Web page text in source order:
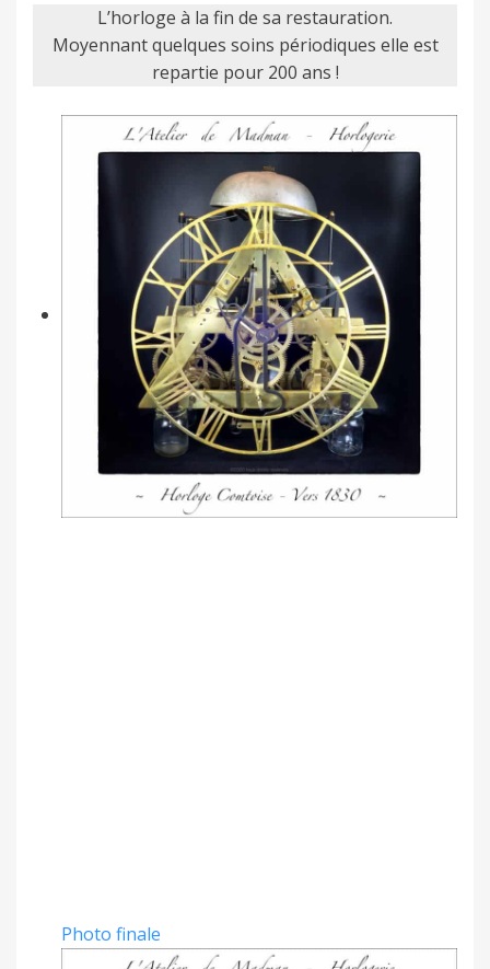
L’horloge à la fin de sa restauration.
Moyennant quelques soins périodiques elle est
repartie pour 200 ans !
Photo finale